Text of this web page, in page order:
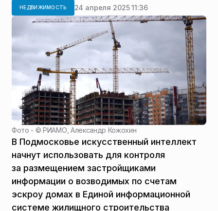
НЕДВИЖИМОСТЬ 24 апреля 2025 11:36
Фото - ©РИАМО, Александр Кожохин
В Подмосковье искусственный интеллект
начнут использовать для контроля
за размещением застройщиками
информации о возводимых по счетам
эскроу домах в Единой информационной
системе жилищного строительства